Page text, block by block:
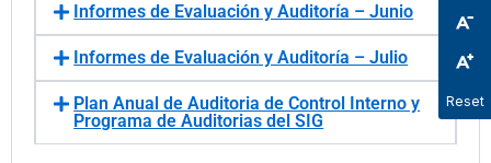
Reset
Informes de Evaluación y Auditoría – Junio
Informes de Evaluación y Auditoría – Julio
Plan Anual de Auditoria de Control Interno y
Programa de Auditorias del SIG